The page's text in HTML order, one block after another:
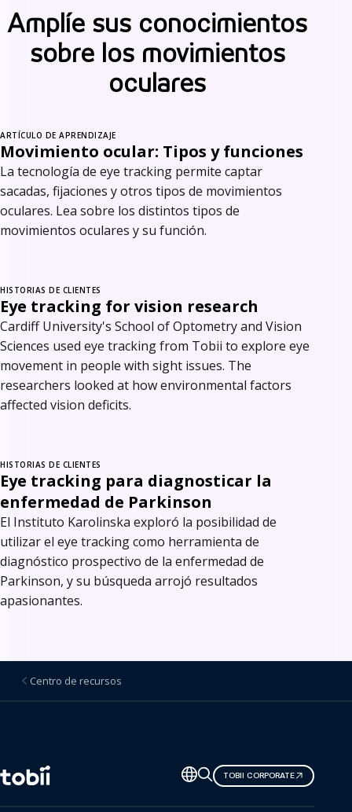
Amplíe sus conocimientos
sobre los movimientos
oculares
ARTÍCULO DE APRENDIZAJE
Movimiento ocular: Tipos y funciones
La tecnología de eye tracking permite captar
sacadas, fijaciones y otros tipos de movimientos
oculares. Lea sobre los distintos tipos de
movimientos oculares y su función.
HISTORIAS DE CLIENTES
Eye tracking for vision research
Cardiff University's School of Optometry and Vision
Sciences used eye tracking from Tobii to explore eye
movement in people with sight issues. The
researchers looked at how environmental factors
affected vision deficits.
HISTORIAS DE CLIENTES
Eye tracking para diagnosticar la
enfermedad de Parkinson
El Instituto Karolinska exploró la posibilidad de
utilizar el eye tracking como herramienta de
diagnóstico prospectivo de la enfermedad de
Parkinson, y su búsqueda arrojó resultados
apasionantes.
Centro de recursos
Cambiar
de
idioma
TOBII CORPORATE